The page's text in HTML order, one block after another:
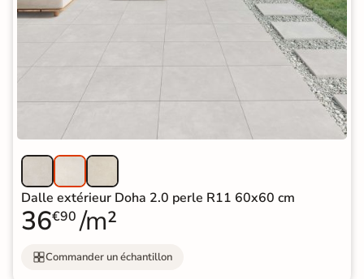
Dalle extérieur Doha 2.0 perle R11 60x60 cm
36€90 /m²
Commander un échantillon